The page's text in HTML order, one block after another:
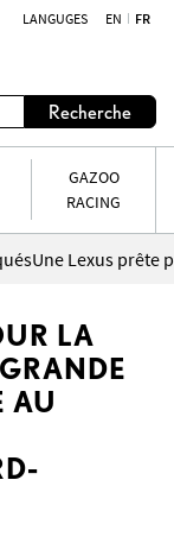
LANGUGES EN FR
Recherche
GAZOO
RACING
LA
AU